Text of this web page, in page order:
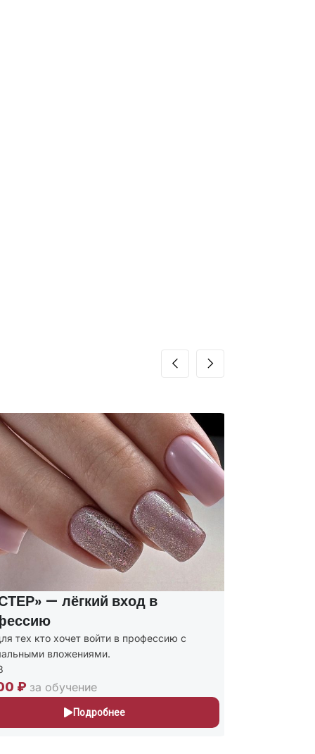
— лёгкий вход в
тех кто хочет войти в профессию с
вложениями.
₽ за обучение
Подробнее